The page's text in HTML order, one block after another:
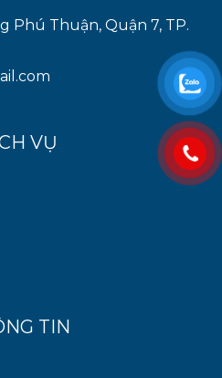
Phú Thuận, Quận 7, TP.
VỤ
TIN